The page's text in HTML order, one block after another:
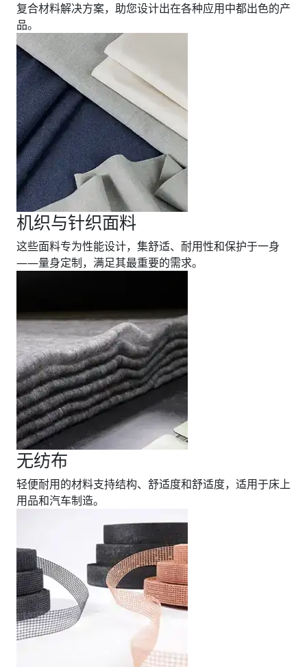
复合材料解决方案，助您设计出在各种应用中都出色的产
品。
机织与针织面料
这些面料专为性能设计，集舒适、耐用性和保护于一身
——量身定制，满足其最重要的需求。
无纺布
轻便耐用的材料支持结构、舒适度和舒适度，适用于床上
用品和汽车制造。